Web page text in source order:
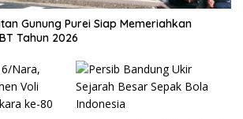
Gunung Purei Siap Memeriahkan
Tahun 2026